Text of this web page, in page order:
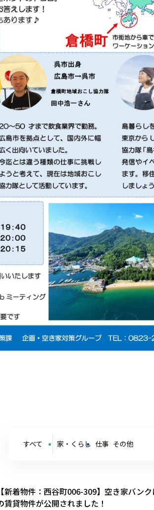
すべて 家・くらし 仕事 その他
【新着物件：西谷町006-309】空き家バン
賃貸物件が公開されました！